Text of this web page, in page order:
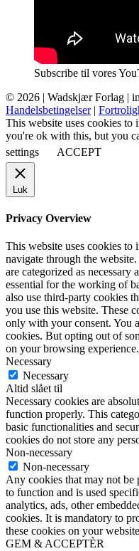
Subscribe til vores
© 2026 | Wadskjær Forlag |
Handelsbetingelser|
This website uses cookies to
you're ok with this, but you
settings
ACCEPT
Luk
Privacy Overview
This website uses cookies
navigate through the
are categorized as necessary
essential for the working of
also use third-party cookies
you use this website. These
only with your consent. You
cookies. But opting out of
on your browsing experience.
Necessary
Necessary
Altid slået til
Necessary cookies are
function properly. This
basic functionalities and
cookies do not store any
Non-necessary
Non-necessary
Any cookies that may not be
to function and is used
analytics, ads, other
cookies. It is mandatory to
these cookies on your
GEM & ACCEPTÈR